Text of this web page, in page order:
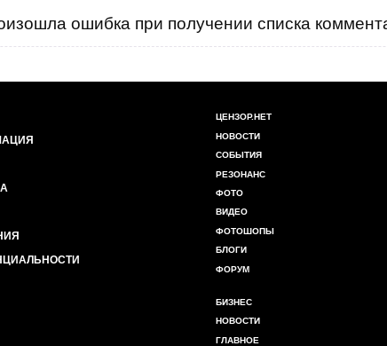
ошибка при получении списка
ЦЕНЗОР.НЕТ
НОВОСТИ
СОБЫТИЯ
РЕЗОНАНС
ФОТО
ВИДЕО
ФОТОШОПЫ
БЛОГИ
ФОРУМ
БИЗНЕС
НОВОСТИ
ГЛАВНОЕ